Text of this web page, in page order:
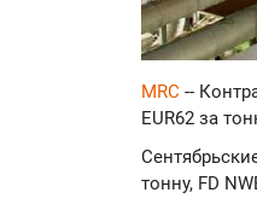
MRC --
EUR62 за
тонну, FD